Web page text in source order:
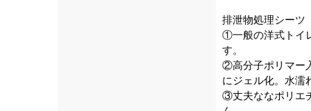
排泄物処理シーツ
①一般の洋式トイ
す。
②高分子ポリマー
にジェル化。水濡
③丈夫ななポリエ